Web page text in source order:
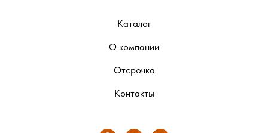
Каталог
О компании
Отсрочка
Контакты